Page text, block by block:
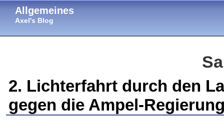
Allgemeines
Axel's Blog
2. Lichterfahrt durch den
gegen die Ampel-